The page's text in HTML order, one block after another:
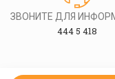
444 5 418